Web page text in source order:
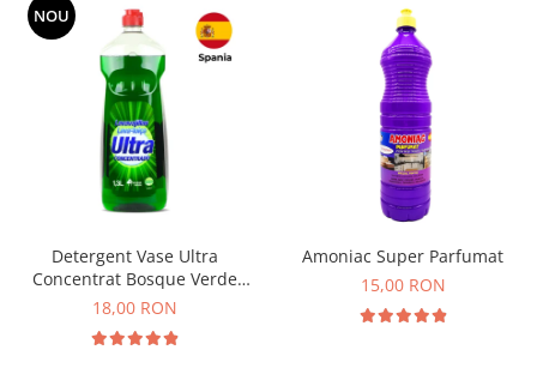
NOU
Detergent Vase Ultra
Concentrat Bosque Verde
Spania 1.3L
18,00 RON
Amoniac Super Parfumat
15,00 RON